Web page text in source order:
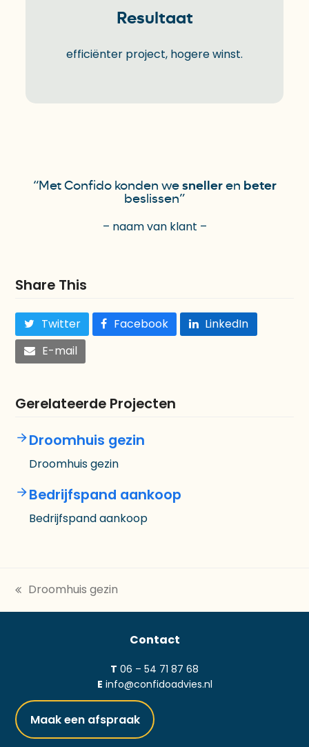
Resultaat
efficiënter project, hogere winst.
“Met Confido konden we snelleren beter
beslissen”
– naam van klant –
Share This
Twitter Facebook
LinkedIn
E-mail
Gerelateerde Projecten
Droomhuis gezin
Droomhuis gezin
Bedrijfspand aankoop
Bedrijfspand aankoop
previous
post:
Droomhuis gezin
Contact
T 06 – 54 71 87 68
E info@confidoadvies.nl
Maak een afspraak